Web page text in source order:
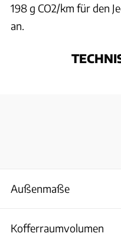
198 g CO2/km für den
an.
Außenmaße
Kofferraumvolumen